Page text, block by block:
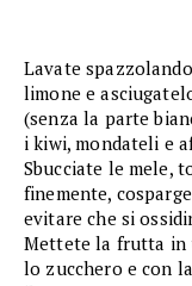
Lavate
limone e
(senza la parte
i kiwi, mondateli e
Sbucciate le mele,
finemente,
evitare che si
Mettete la frutta in
lo zucchero e con